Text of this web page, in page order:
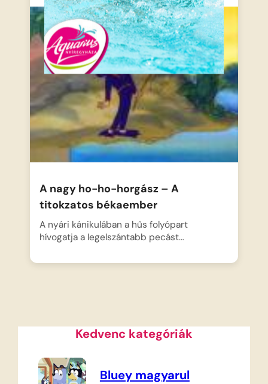
A nagy ho-ho-horgász – A
titokzatos békaember
A nyári kánikulában a hűs folyópart
hívogatja a legelszántabb pecást…
Kedvenc kategóriák
Bluey magyarul